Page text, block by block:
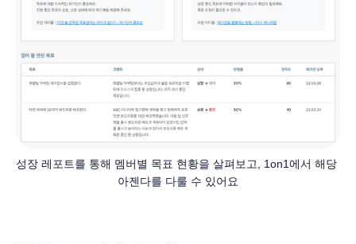
성장 레포트를 통해 멤버별 목표 현황을 살펴보고, 1on1에서 해당
아젠다를 다룰 수 있어요